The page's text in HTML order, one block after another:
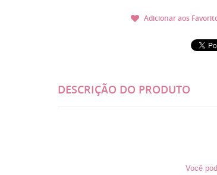
Adicionar aos
DESCRIÇÃO DO PRODUTO
Você